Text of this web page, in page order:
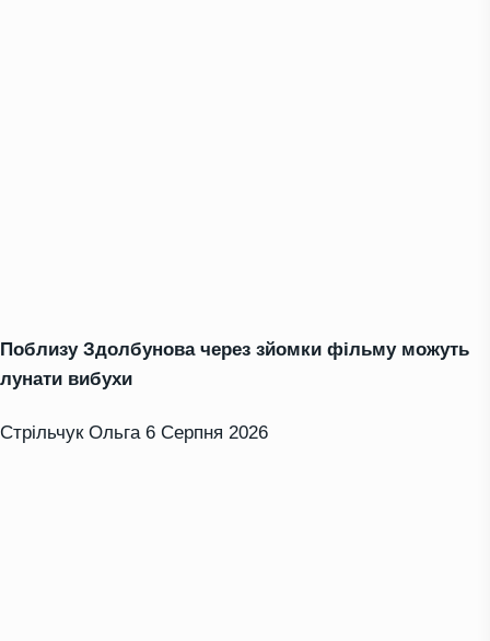
Поблизу Здолбунова через зйомки фільму можуть
лунати вибухи
Стрільчук Ольга 6 Серпня 2026